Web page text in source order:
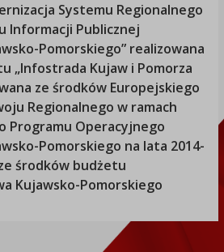
Systemu Regionalnego
Informacji Publicznej
Pomorskiego” realizowana
„Infostrada Kujaw i Pomorza
ze środków Europejskiego
Regionalnego w ramach
Programu Operacyjnego
Pomorskiego na lata 2014-
środków budżetu
Kujawsko-Pomorskiego